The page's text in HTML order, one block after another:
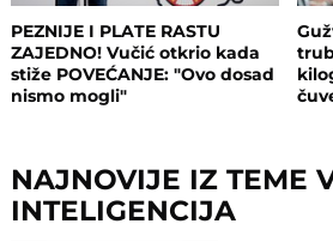
PEZNIJE I PLATE RASTU
ZAJEDNO! Vučić otkrio kada
stiže POVEĆANJE: "Ovo dosad
nismo mogli"
NAJNOVIJE IZ TEME
INTELIGENCIJA